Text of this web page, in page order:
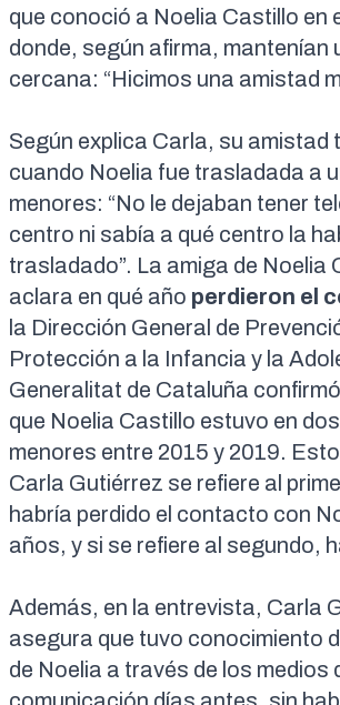
que conoció a Noelia Castillo en
donde, según afirma, mantenían
cercana: “Hicimos una amistad
Según explica Carla, su amistad
cuando Noelia fue trasladada a
menores: “No le dejaban tener
centro ni sabía a qué centro la
trasladado”. La amiga de Noelia
aclara en qué año perdieron el
la Dirección General de
Protección a la Infancia y la
Generalitat de Cataluña
que Noelia Castillo estuvo en
menores entre 2015 y 2019.
Carla Gutiérrez se refiere al
habría perdido el contacto con
años, y si se refiere al segundo,
Además, en la entrevista, Carla
asegura que tuvo conocimiento
de Noelia a través de los medios